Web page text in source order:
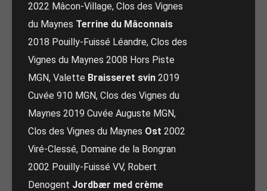
2022 Mâcon-Village, Clos des Vignes
du Maynes Terrine du Mâconnais
2018 Pouilly-Fuissé Léandre, Clos des
Vignes du Maynes 2008 Hors Piste
MGN, Valette Braisseret svin 2019
Cuvée 910 MGN, Clos des Vignes du
Maynes 2019 Cuvée Auguste MGN,
Clos des Vignes du Maynes Ost 2002
Viré-Clessé, Domaine de la Bongran
2002 Pouilly-Fuissé VV, Robert
Denogent Jordbær med crème